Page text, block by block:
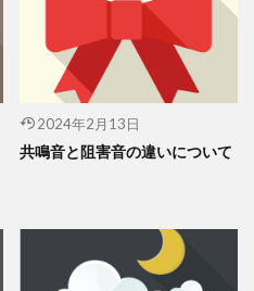
2024年2月13日
共鳴音と阻害音の違いについて